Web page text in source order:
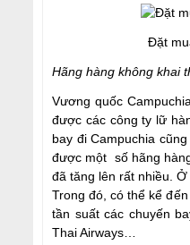
Đặt
Hãng hàng không khai
Vương quốc
được các công ty lữ
bay đi Campuchia
được một số hãng
đã tăng lên rất nhiều.
Trong đó, có thể kể
tần suất các chuyến
Thai Airways…